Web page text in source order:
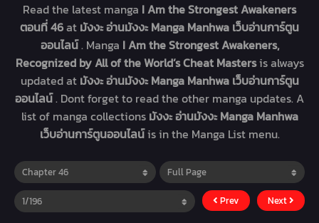
Read the latest manga I Am the Strongest Awakeners
ตอนที่ 46at มังงะ อ่านมังงะ Manga Manhwa เว็บอ่านการ์ตูน
ออนไลน์. Manga I Am the Strongest Awakeners,
Recognized by All of the World’s Cheat Mastersis always
updated at มังงะ อ่านมังงะ Manga Manhwa เว็บอ่านการ์ตูน
ออนไลน์. Dont forget to read the other manga updates. A
list of manga collections มังงะ อ่านมังงะ Manga Manhwa
เว็บอ่านการ์ตูนออนไลน์is in the Manga List menu.
Prev Next